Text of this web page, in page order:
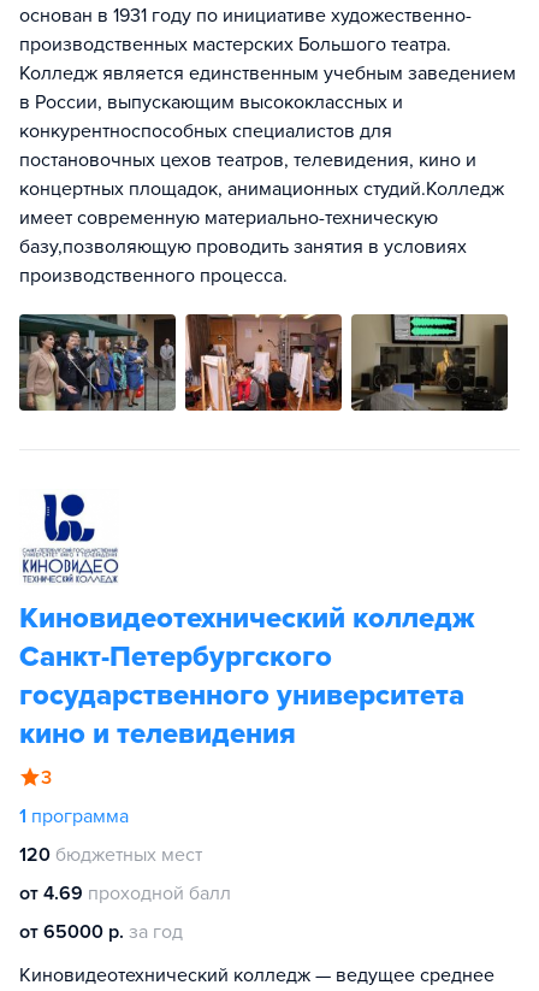
основан в 1931 году по инициативе художественно-
производственных мастерских Большого театра.
Колледж является единственным учебным заведением
в России, выпускающим высококлассных и
конкурентноспособных специалистов для
постановочных цехов театров, телевидения, кино и
концертных площадок, анимационных студий.Колледж
имеет современную материально-техническую
базу,позволяющую проводить занятия в условиях
производственного процесса.
Киновидеотехнический колледж
Санкт-Петербургского
государственного университета
кино и телевидения
3
1 программа
120 бюджетных мест
от 4.69 проходной балл
от 65000 р. за год
Киновидеотехнический колледж — ведущее среднее